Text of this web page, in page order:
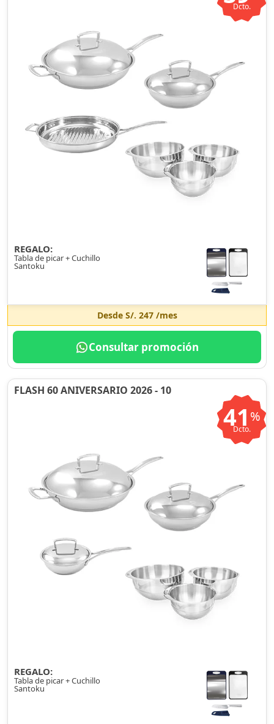
Dcto.
REGALO:
Tabla de picar + Cuchillo
Santoku
Desde S/. 247/mes
Consultar promoción
FLASH 60 ANIVERSARIO 2026 - 10
41 %
Dcto.
REGALO:
Tabla de picar + Cuchillo
Santoku